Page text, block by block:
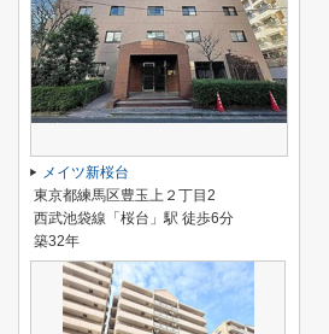
メイツ新桜台
東京都練馬区豊玉上２丁目2
西武池袋線「桜台」駅 徒歩6分
築32年